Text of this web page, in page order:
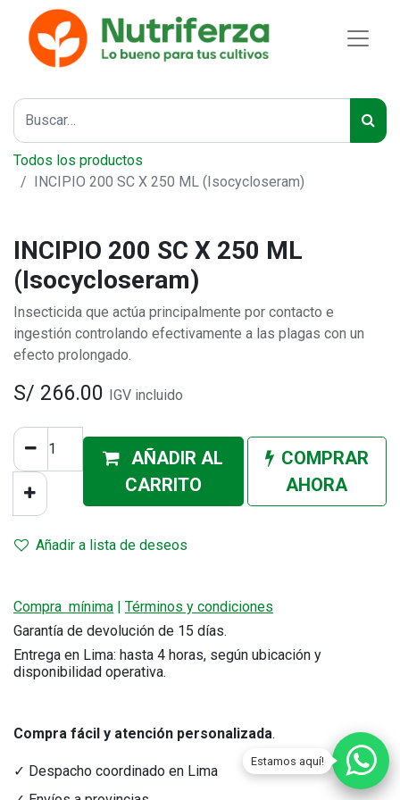
Estamos aquí!
Todos los productos
INCIPIO 200 SC X 250 ML (Isocycloseram)
INCIPIO 200 SC X 250 ML
(Isocycloseram)
Insecticida que actúa principalmente por contacto e
ingestión controlando efectivamente a las plagas con un
efecto prolongado.
S/ 266.00 IGV incluido
AÑADIR AL
CARRITO
COMPRAR
AHORA
Añadir a lista de deseos
Compra mínima | Términos y condiciones
Garantía de devolución de 15 días.
Entrega en Lima: hasta 4 horas, según ubicación y
disponibilidad operativa.
Compra fácil y atención personalizada.
✓ Despacho coordinado en Lima